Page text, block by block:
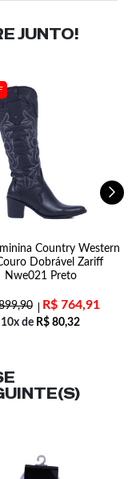
JUNTO!
Country Western
Dobrável Zariff
Nwe021 Preto
R$764,91
10x de R$ 80,32